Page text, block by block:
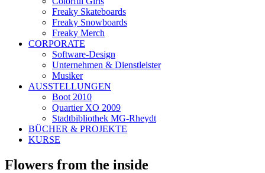
Freaky Skateboards
Freaky Snowboards
Freaky Merch
CORPORATE
Software-Design
Unternehmen & Dienstleister
Musiker
AUSSTELLUNGEN
Boot 2010
Quartier XO 2009
Stadtbibliothek MG-Rheydt
BÜCHER & PROJEKTE
KURSE
Flowers from the inside